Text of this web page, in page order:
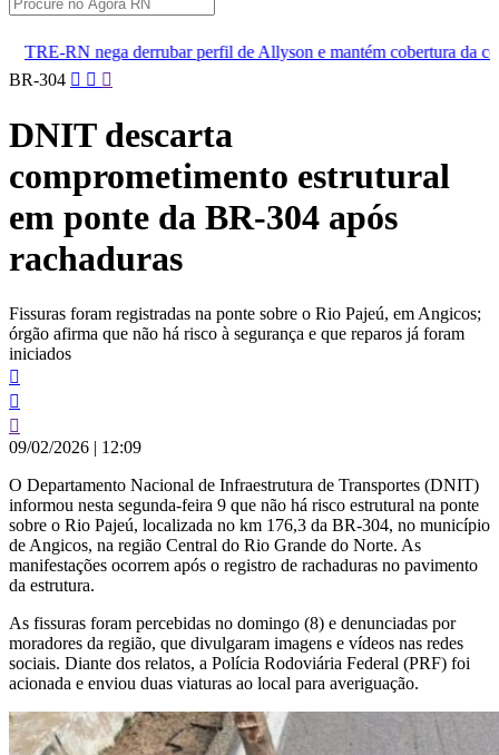
derrubar perfil de Allyson e mantém cobertura da convenção
Pular
conteúdo
BR-304
DNIT descarta
comprometimento estrutural
em ponte da BR-304 após
rachaduras
Fissuras foram registradas na ponte sobre o Rio Pajeú, em Angicos;
órgão afirma que não há risco à segurança e que reparos já foram
iniciados
09/02/2026 | 12:09
O Departamento Nacional de Infraestrutura de Transportes (DNIT)
informou nesta segunda-feira 9 que não há risco estrutural na ponte
sobre o Rio Pajeú, localizada no km 176,3 da BR-304, no município
de Angicos, na região Central do Rio Grande do Norte. As
manifestações ocorrem após o registro de rachaduras no pavimento
da estrutura.
As fissuras foram percebidas no domingo (8) e denunciadas por
moradores da região, que divulgaram imagens e vídeos nas redes
sociais. Diante dos relatos, a Polícia Rodoviária Federal (PRF) foi
acionada e enviou duas viaturas ao local para averiguação.